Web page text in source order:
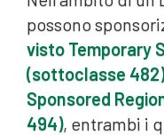
possono
visto Temporary
(sottoclasse 482)
Sponsored
494), entrambi i